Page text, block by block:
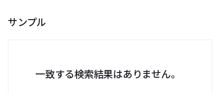
サンプル
一致する検索結果はありません。